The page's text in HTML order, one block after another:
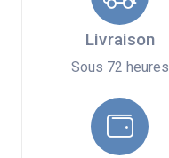
Livraison
Sous 72 heures